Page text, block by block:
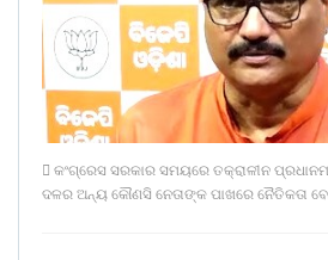
 କଂଗ୍ରେସ ସରକାର ସମୟରେ ତକ୍ରାଳୀନ
ଦଳର ଅନ୍ୟ କୌଣସି ନେତାଙ୍କ ପାଖରେ ନୈତିକତା